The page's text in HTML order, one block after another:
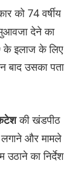
को 74 वर्षीय
देने का
के इलाज के लिए
बाद उसका पता
की खंडपीठ
लगाने और मामले
का निर्देश